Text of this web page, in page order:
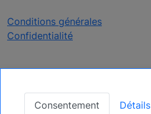
Conditions générales
Confidentialité
jourConsentement Détails